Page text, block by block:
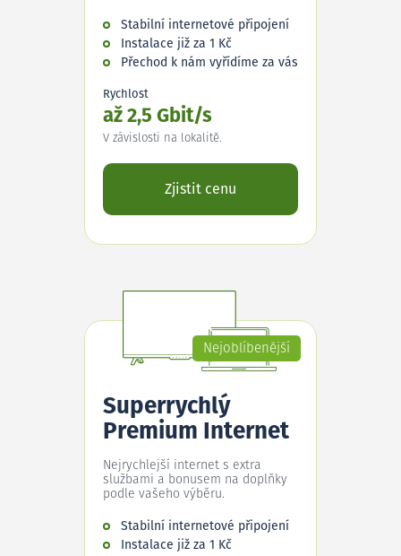
Stabilní internetové připojení
Instalace již za 1 Kč
Přechod k nám vyřídíme za vás
Rychlost
až 2,5 Gbit/s
V závislosti na lokalitě.
Zjistit cenu
Nejoblíbenější
Superrychlý
Premium Internet
Nejrychlejší internet s extra
službami a bonusem na doplňky
podle vašeho výběru.
Stabilní internetové připojení
Instalace již za 1 Kč